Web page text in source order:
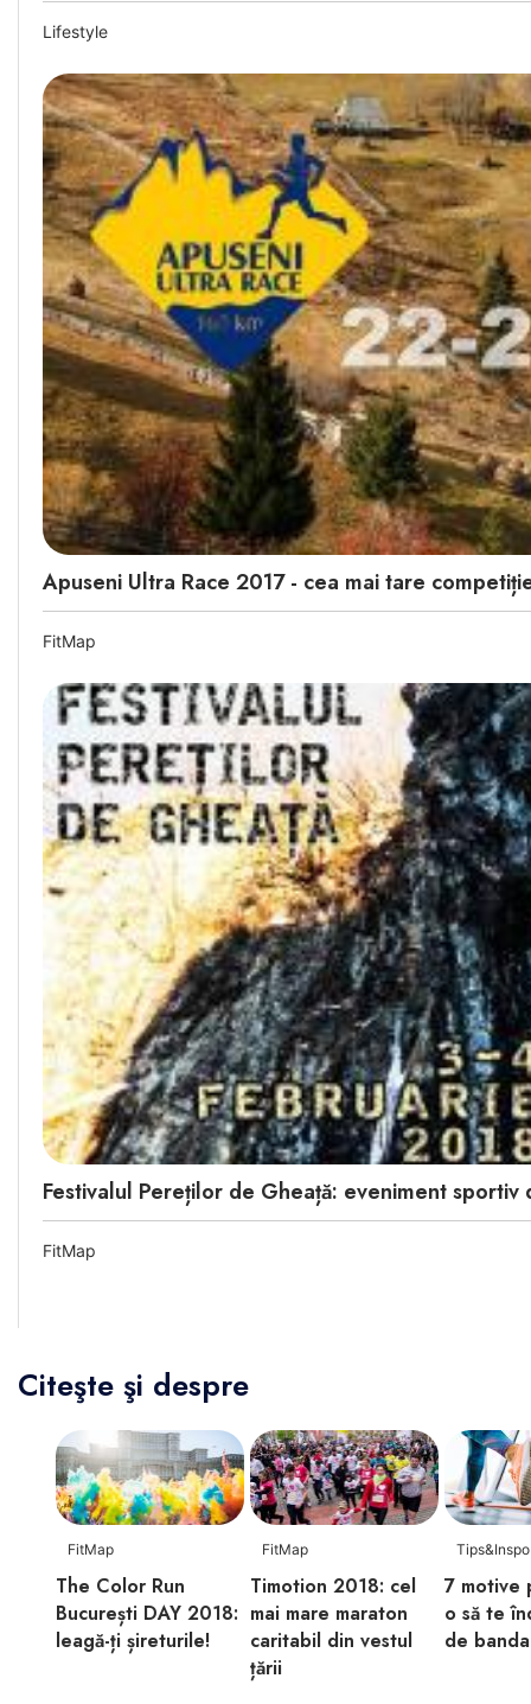
Lifestyle
Apuseni Ultra Race 2017 - cea mai tare
FitMap
Festivalul Pereților de Gheață: eveniment sportiv
FitMap
Citeşte şi despre
FitMap
The Color Run
București DAY 2018:
leagă-ți șireturile!
FitMap
Timotion 2018: cel
mai mare maraton
caritabil din vestul
țării
Tips&Inspo
7 motive
o să te
de